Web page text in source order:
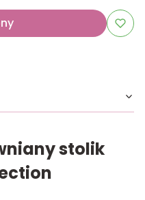
stolik